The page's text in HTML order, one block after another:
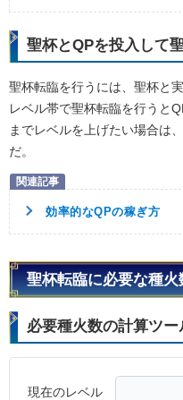
聖杯とQPを投入して
聖杯転臨を行うには、聖杯と
レベル帯で聖杯転臨を行うと
までレベルを上げたい場合は
だ。
効率的なQPの稼ぎ方
聖杯転臨に必要な種火
必要種火数の計算ツー
現在のレベル